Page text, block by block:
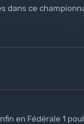
dans ce
en Fédérale 1